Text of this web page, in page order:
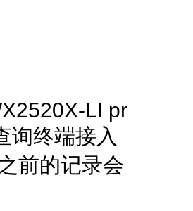
LI pr
询终端接入
前的记录会